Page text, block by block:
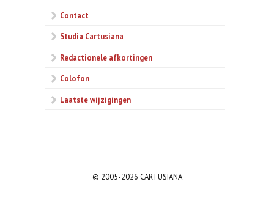
Contact
Studia Cartusiana
Redactionele afkortingen
Colofon
Laatste wijzigingen
© 2005-2026 CARTUSIANA